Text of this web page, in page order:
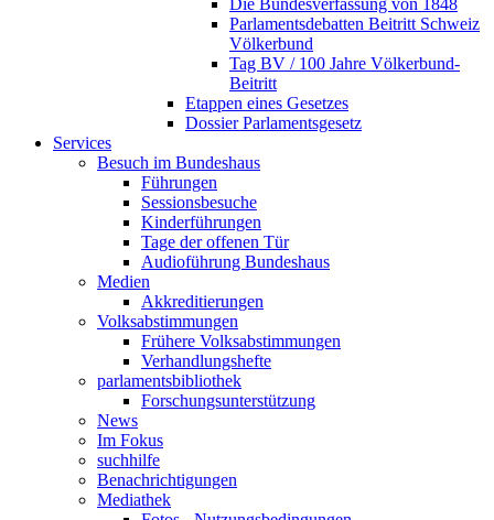
Die Bundesverfassung von 1848
Parlamentsdebatten Beitritt Schweiz
Völkerbund
Tag BV / 100 Jahre Völkerbund-
Beitritt
Etappen eines Gesetzes
Dossier Parlamentsgesetz
Services
Besuch im Bundeshaus
Führungen
Sessionsbesuche
Kinderführungen
Tage der offenen Tür
Audioführung Bundeshaus
Medien
Akkreditierungen
Volksabstimmungen
Frühere Volksabstimmungen
Verhandlungshefte
parlamentsbibliothek
Forschungsunterstützung
News
Im Fokus
suchhilfe
Benachrichtigungen
Mediathek